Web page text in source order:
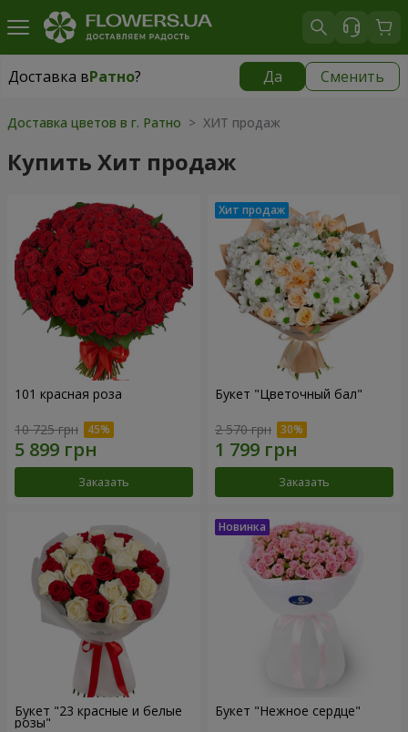
Доставка вРатно? Да Сменить
Доставка вРатно
Доставка цветов в г. Ратно > ХИТ продаж
Купить Хит продаж
101 красная роза
10 725 грн
Заказать
Букет "Цветочный бал"
2 570 грн
Заказать
Букет "23 красные и белые
розы"
Букет "Нежное сердце"